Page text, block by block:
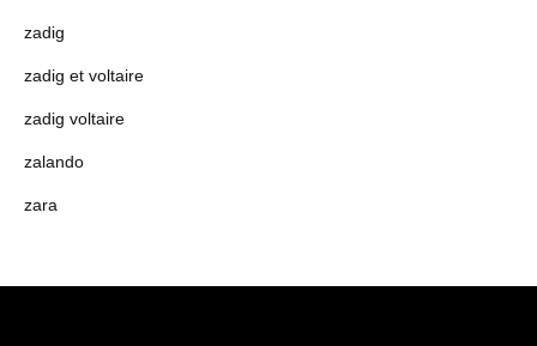
zadig
zadig et voltaire
zadig voltaire
zalando
zara